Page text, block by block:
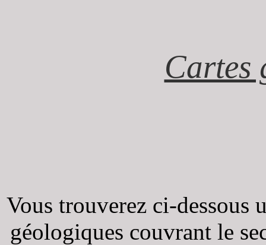
Cartes
Vous trouverez ci-dessous
géologiques couvrant le